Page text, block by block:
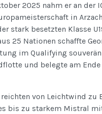
2025 nahm er an der
in
stark besetzten Klasse
25 Nationen schaffte
im Qualifying
und belegte am Ende
von Leichtwind zu
bis zu starkem Mistral